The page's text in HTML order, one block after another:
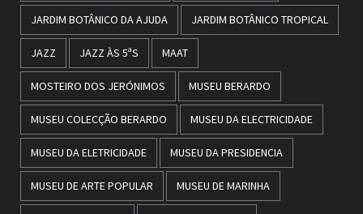
JARDIM BOTÂNICO DA AJUDA JARDIM BOTÂNICO TROPICAL
JAZZ JAZZ ÀS 5ªS MAAT
MOSTEIRO DOS JERÓNIMOS MUSEU BERARDO
MUSEU COLECÇÃO BERARDO MUSEU DA ELECTRICIDADE
MUSEU DA ELETRICIDADE MUSEU DA PRESIDENCIA
MUSEU DE ARTE POPULAR MUSEU DE MARINHA